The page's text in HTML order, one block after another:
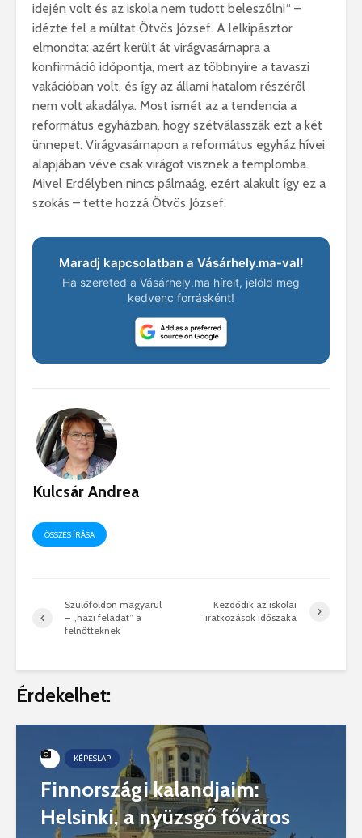
idején volt és az iskola nem tudott beleszólni“ –
idézte fel a múltat Ötvös József. A lelkipásztor
elmondta: azért került át virágvasárnapra a
konfirmáció időpontja, mert az többnyire a tavaszi
vakációban volt, és így az állami hatalom részéről
nem volt akadálya. Most ismét az a tendencia a
református egyházban, hogy szétválasszák ezt a két
ünnepet. Virágvasárnapon a református egyház hívei
alapjában véve csak virágot visznek a templomba.
Mivel Erdélyben nincs pálmaág, ezért alakult így ez a
szokás – tette hozzá Ötvös József.
Maradj kapcsolatban a Vásárhely.ma-val!
Ha szereted a Vásárhely.ma híreit, jelöld meg
kedvenc forrásként!
Kulcsár Andrea
ÖSSZES ÍRÁSA
Szülőföldön magyarul
– „házi feladat” a
felnőtteknek
Kezdődik az iskolai
iratkozások időszaka
Érdekelhet:
KÉPESLAP
Finnországi kalandjaim:
Helsinki, a nyüzsgő főváros